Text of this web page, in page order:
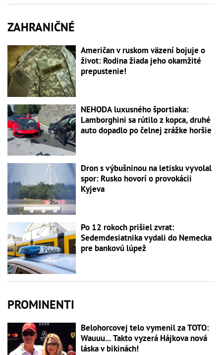
ZAHRANIČNÉ
Američan v ruskom väzení bojuje o
život: Rodina žiada jeho okamžité
prepustenie!
NEHODA luxusného športiaka:
Lamborghini sa rútilo z kopca, druhé
auto dopadlo po čelnej zrážke horšie
Dron s výbušninou na letisku vyvolal
spor: Rusko hovorí o provokácii
Kyjeva
Po 12 rokoch prišiel zvrat:
Sedemdesiatnika vydali do Nemecka
pre bankovú lúpež
PROMINENTI
Belohorcovej telo vymenil za TOTO:
Wauuu... Takto vyzerá Hájkova nová
láska v bikinách!